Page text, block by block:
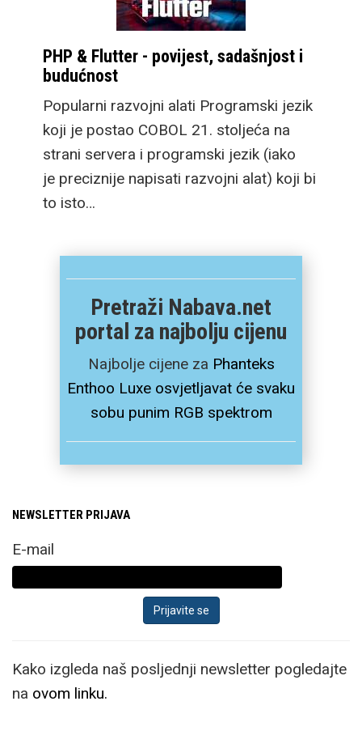
PHP & Flutter - povijest, sadašnjost i
budućnost
Popularni razvojni alati Programski jezik
koji je postao COBOL 21. stoljeća na
strani servera i programski jezik (iako
je preciznije napisati razvojni alat) koji bi
to isto…
Pretraži Nabava.net
portal za najbolju cijenu
Najbolje cijene za Phanteks
Enthoo Luxe osvjetljavat će svaku
sobu punim RGB spektrom
NEWSLETTER PRIJAVA
E-mail
Kako izgleda naš posljednji newsletter pogledajte
na ovom linku.